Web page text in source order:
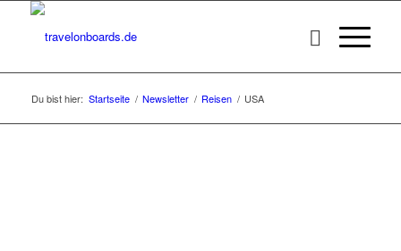
Du bist hier: Startseite / Newsletter / Reisen / USA